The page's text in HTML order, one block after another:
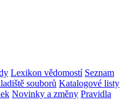
Lexikon vědomostí Seznam
souborů Katalogové listy
Novinky a změny Pravidla